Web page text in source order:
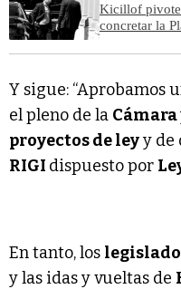
Kicillof
concretar la
Y sigue: “Aprobamos
el pleno de la Cámara
proyectos de leyy de
RIGI dispuesto por
En tanto, los
y las idas y vueltas de